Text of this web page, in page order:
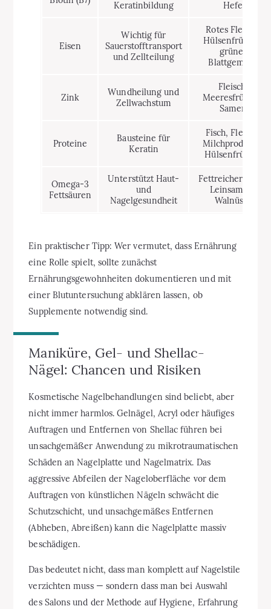
Keratinbildung
Hefe
Eisen
Wichtig für
Sauerstofftransport
und Zellteilung
Rotes Fleisch,
Hülsenfrüchte,
grünes
Blattgemüse
Zink
Wundheilung und
Zellwachstum
Fleisch,
Meeresfrüchte,
Samen
Proteine
Bausteine für
Keratin
Fisch, Fleisch,
Milchprodukte,
Hülsenfrüchte
Omega-3
Fettsäuren
Unterstützt Haut-
und
Nagelgesundheit
Fettreicher Fisch,
Leinsamen,
Walnüsse
Ein praktischer Tipp: Wer vermutet, dass Ernährung
eine Rolle spielt, sollte zunächst
Ernährungsgewohnheiten dokumentieren und mit
einer Blutuntersuchung abklären lassen, ob
Supplemente notwendig sind.
Maniküre, Gel- und Shellac-
Nägel: Chancen und Risiken
Kosmetische Nagelbehandlungen sind beliebt, aber
nicht immer harmlos. Gelnägel, Acryl oder häufiges
Auftragen und Entfernen von Shellac führen bei
unsachgemäßer Anwendung zu mikrotraumatischen
Schäden an Nagelplatte und Nagelmatrix. Das
aggressive Abfeilen der Nageloberfläche vor dem
Auftragen von künstlichen Nägeln schwächt die
Schutzschicht, und unsachgemäßes Entfernen
(Abheben, Abreißen) kann die Nagelplatte massiv
beschädigen.
Das bedeutet nicht, dass man komplett auf Nagelstile
verzichten muss — sondern dass man bei Auswahl
des Salons und der Methode auf Hygiene, Erfahrung